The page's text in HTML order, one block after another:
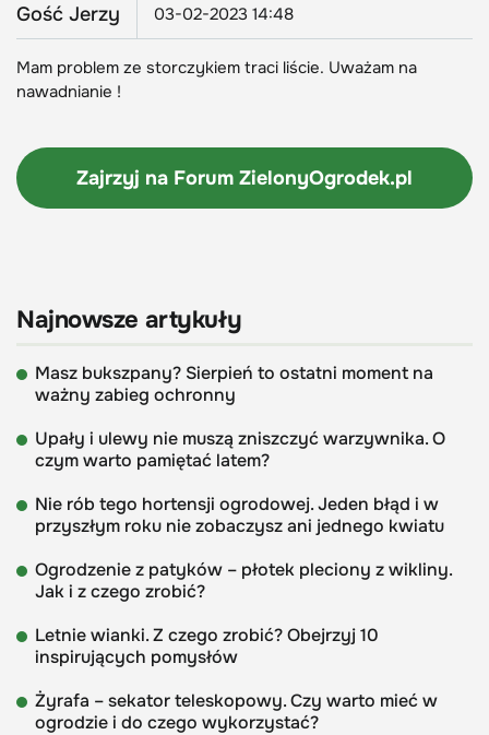
Gość Jerzy 03-02-2023 14:48
Mam problem ze storczykiem traci liście. Uważam na
nawadnianie !
Zajrzyj na Forum ZielonyOgrodek.pl
Najnowsze artykuły
Masz bukszpany? Sierpień to ostatni moment na
ważny zabieg ochronny
Upały i ulewy nie muszą zniszczyć warzywnika. O
czym warto pamiętać latem?
Nie rób tego hortensji ogrodowej. Jeden błąd i w
przyszłym roku nie zobaczysz ani jednego kwiatu
Ogrodzenie z patyków – płotek pleciony z wikliny.
Jak i z czego zrobić?
Letnie wianki. Z czego zrobić? Obejrzyj 10
inspirujących pomysłów
Żyrafa – sekator teleskopowy. Czy warto mieć w
ogrodzie i do czego wykorzystać?